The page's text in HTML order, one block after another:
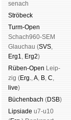
se­nach
Strö­beck
Turm-Open
Schach960-SEM
Glau­chau (SVS,
Erg1, Erg2)
Rüben-Open Leip­
zig (Erg.,A, B, C,
live)
Büchen­bach (DSB)
Lipsiade u7-u10